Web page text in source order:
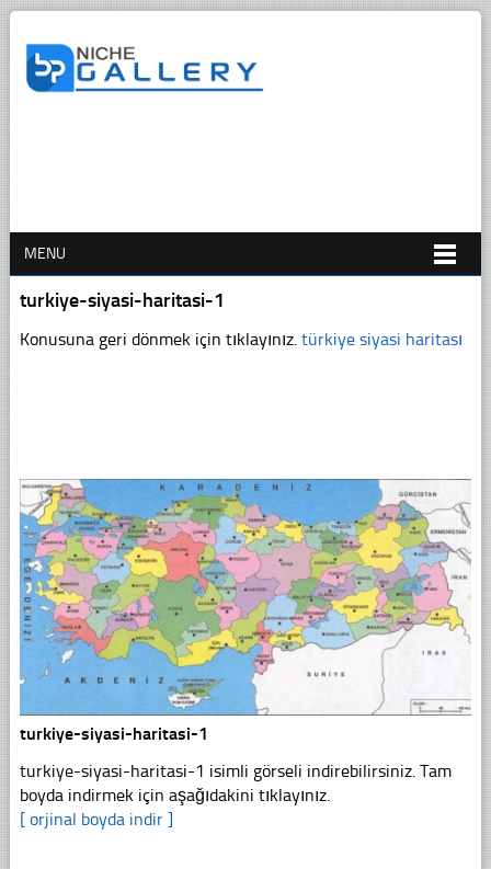
MENU
turkiye-siyasi-haritasi-1
Konusuna geri dönmek için tıklayınız. türkiye siyasi haritası
turkiye-siyasi-haritasi-1
turkiye-siyasi-haritasi-1 isimli görseli indirebilirsiniz. Tam
boyda indirmek için aşağıdakini tıklayınız.
[ orjinal boyda indir ]